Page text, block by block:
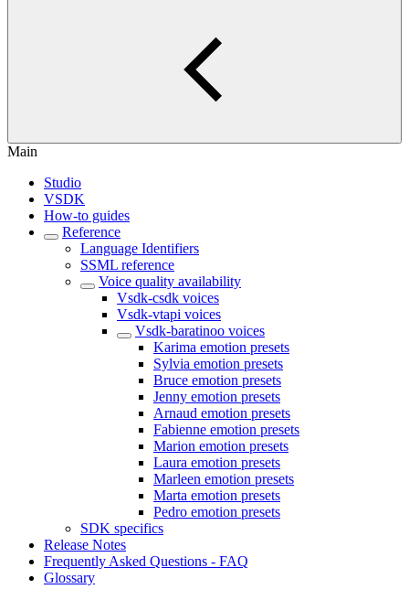
Main
Studio
VSDK
How-to guides
Reference
Language Identifiers
SSML reference
Voice quality availability
Vsdk-csdk voices
Vsdk-vtapi voices
Vsdk-baratinoo voices
Karima emotion presets
Sylvia emotion presets
Bruce emotion presets
Jenny emotion presets
Arnaud emotion presets
Fabienne emotion presets
Marion emotion presets
Laura emotion presets
Marleen emotion presets
Marta emotion presets
Pedro emotion presets
SDK specifics
Release Notes
Frequently Asked Questions - FAQ
Glossary